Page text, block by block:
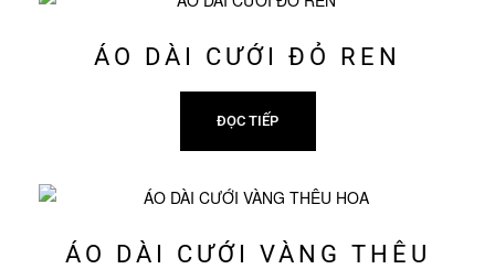
ÁO DÀI CƯỚI ĐỎ REN
ĐỌC TIẾP
ÁO DÀI CƯỚI VÀNG THÊU